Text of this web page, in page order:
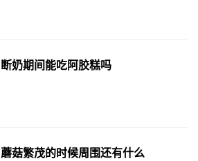
断奶期间能吃阿胶糕吗
蘑菇繁茂的时候周围还有什么